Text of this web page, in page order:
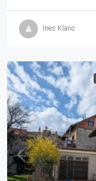
Ines Klaric